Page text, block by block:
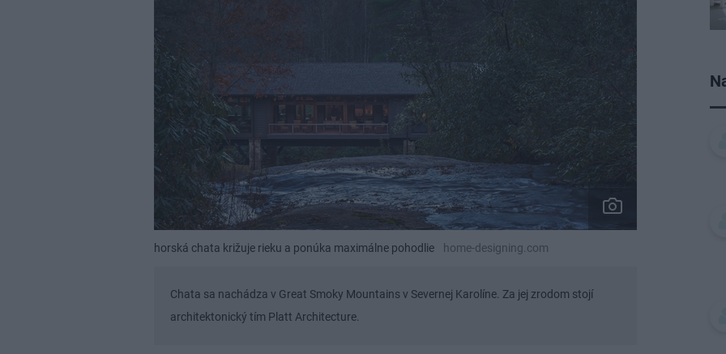
horská chata križuje rieku a ponúka maximálne pohodlie home-designing.com
Chata sa nachádza v Great Smoky Mountains v Severnej Karolíne. Za jej zrodom stojí
architektonický tím Platt Architecture.